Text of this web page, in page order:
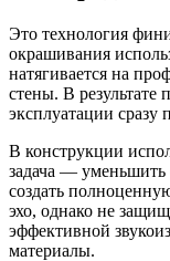
Это технология
окрашивания
натягивается на
стены. В результате
эксплуатации сразу
В конструкции
задача — уменьшить
создать
эхо, однако не
эффективной
материалы.